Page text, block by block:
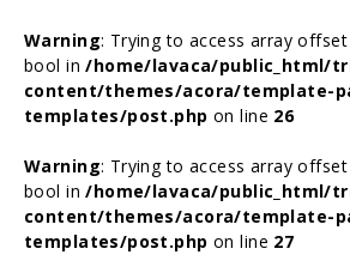
Warning: Trying to access array
bool in/home/lavaca/public_html/
content/themes/acora/template-
templates/post.php on line 26
Warning: Trying to access array
bool in/home/lavaca/public_html/
content/themes/acora/template-
templates/post.php on line 27